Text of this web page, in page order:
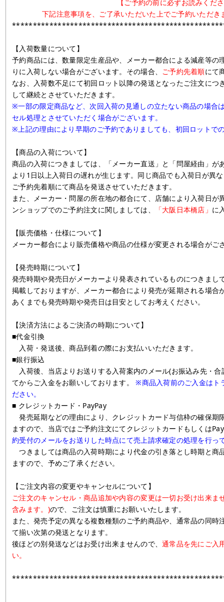
【ご予約の前に必ずお読みくだ
下記注意事項を、ご了承いただいた上でご予約いただ
【入荷数量について】
予約商品には、数量限定生産品や、メーカー都合による減産等の
りに入荷しない場合がございます。その場合、 ご予約先着順にて
なお、入荷数不足にて初回ロット以降の発送となったご注文につ
して継続とさせていただきます。
※一部の限定商品など、次回入荷の見通しの立たない商品の場合
セル処理とさせていただく場合がございます。
※上記の理由により早期のご予約でありましても、初回ロットで
【商品の入荷について】
商品の入荷につきましては、「メーカー直送」と「問屋経由」が
より1日以上入荷日の遅れが生じます。同じ商品でも入荷日が異
ご予約先着順にて商品を発送させていただきます。
また、メーカー・問屋の所在地の都合にて、店舗により入荷日が
ンショップでのご予約注文に関しましては、
「大阪日本橋店」 に
【販売価格・仕様について】
メーカー都合により販売価格や商品の仕様が変更される場合がご
【発売時期について】
発売時期や発売日がメーカーより発表されているものにつきまし
掲載しておりますが、メーカー都合により発売が延期される場合
あくまでも発売時期や発売日は目安としてお考えください。
【決済方法によるご決済の時期について】
■代金引換
入荷・発送後、商品到着の際にお支払いいただきます。
■銀行振込
入荷後、当店よりお送りする入荷案内のメール(お振込み先・
てからご入金をお願いしております。※商品入荷前のご入金はト
ださい。
■ クレジットカード・PayPay
発売延期などの理由により、クレジットカード与信枠の確保期
ますので、当店ではご予約注文にてクレジットカードもしくは
約受付のメールをお送りした時点にて売上請求確定の処理を行っ
つきましては商品の入荷時期により代金の引き落とし時期と商
ますので、予めご了承ください。
【ご注文内容の変更やキャンセルについて】
ご注文のキャンセル・商品追加や内容の変更は一切お受け出来ま
含みます。)ので、ご注文は慎重にお願いいたします。
また、発売予定の異なる複数種類のご予約商品や、通常品の同時
て揃い次第の発送となります。
後ほどの別発送などはお受け出来ませんので、通常品を先にご入
い。